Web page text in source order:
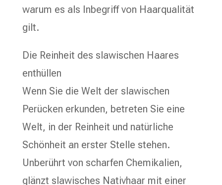
warum es als Inbegriff von Haarqualität
gilt.
Die Reinheit des slawischen Haares
enthüllen
Wenn Sie die Welt der slawischen
Perücken erkunden, betreten Sie eine
Welt, in der Reinheit und natürliche
Schönheit an erster Stelle stehen.
Unberührt von scharfen Chemikalien,
glänzt slawisches Nativhaar mit einer